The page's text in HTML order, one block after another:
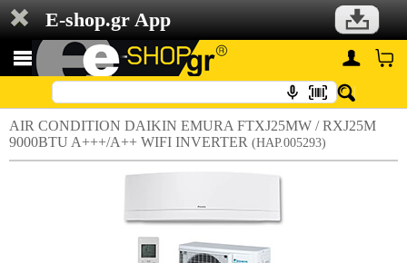
E-shop.gr App
AIR CONDITION DAIKIN EMURA FTXJ25MW / RXJ25M
9000BTU A+++/A++ WIFI INVERTER (HAP.005293)